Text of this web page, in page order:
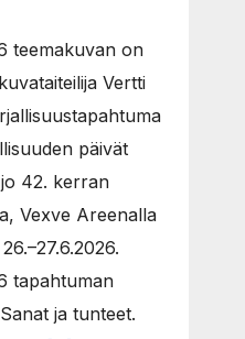
teemakuvan on
Vertti
päivät
42. kerran
Vexve Areenalla
tapahtuman
ja tunteet.